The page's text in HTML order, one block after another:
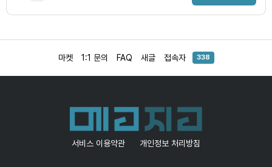
마켓 1:1 문의 FAQ 새글 접속자 338
서비스 이용약관 개인정보 처리방침